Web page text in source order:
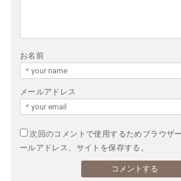
お名前
メールアドレス
次回のコメントで使用するためブラウザ
ールアドレス、サイトを保存する。